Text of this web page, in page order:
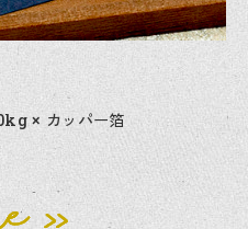
× カッパー箔